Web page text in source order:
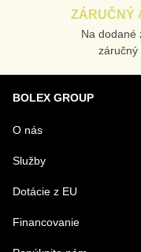
ZÁRUČNÝ
Na dodané
záručný
BOLEX GROUP
O nás
Služby
Dotácie z EU
Financovanie